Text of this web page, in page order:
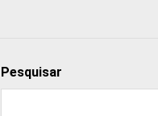
Pesquisar